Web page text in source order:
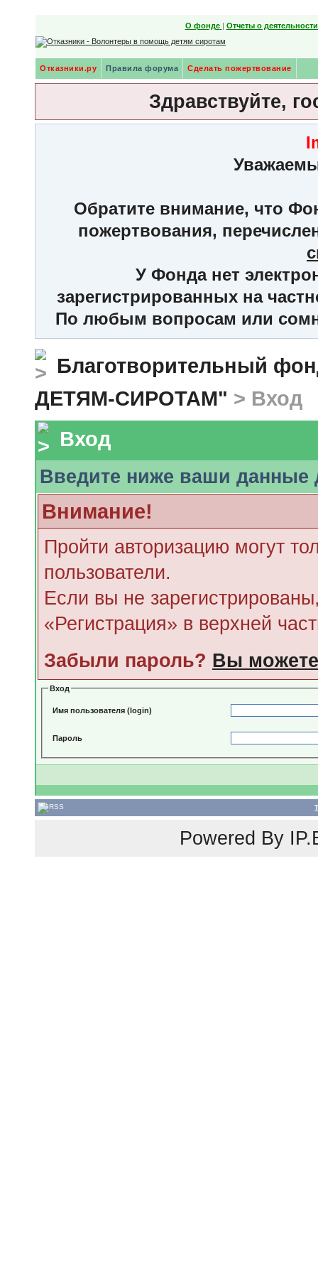
О фонде | Отчеты о
Отказники.ру Правила форума Сделать пожертвование
Здравствуйте,
Обратите внимание, что
пожертвования,
У Фонда нет
зарегистрированных на
По любым вопросам или
Благотворительный
ДЕТЯМ-СИРОТАМ" > Вход
Вход
Введите ниже ваши данные
Внимание!
Пройти авторизацию могут
пользователи.
Если вы не
«Регистрация» в верхней
Забыли пароль? Вы можете
Вход
Имя пользователя (login)
Пароль
Powered By